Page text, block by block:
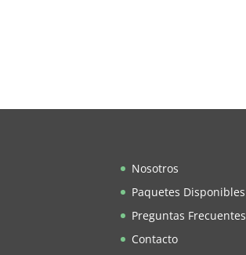
Nosotros
Paquetes Disponibles
Preguntas Frecuentes
Contacto